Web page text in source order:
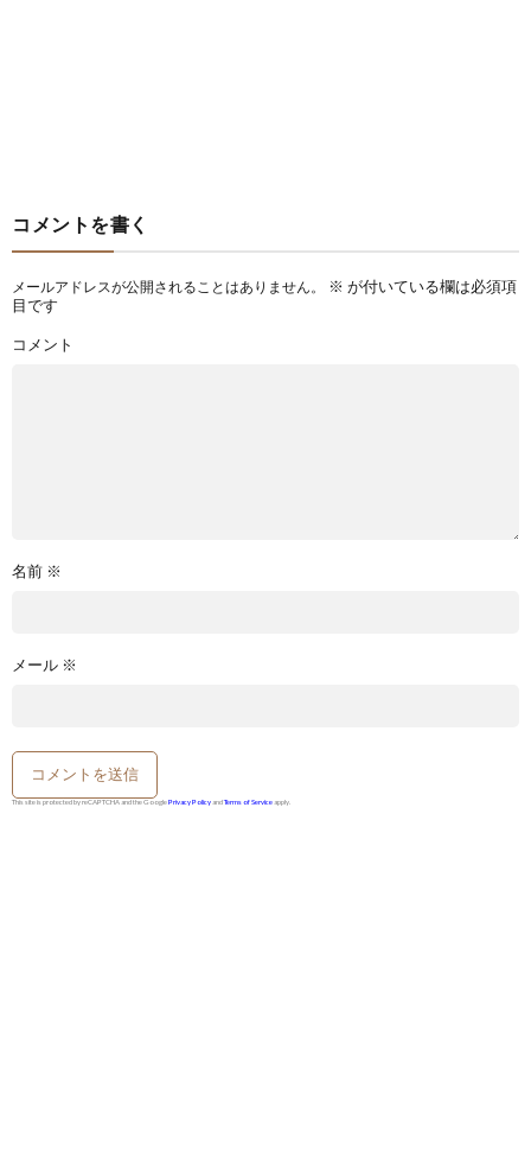
コメントを書く
メールアドレスが公開されることはありません。 ※ が付いている欄は必須項
目です
コメント
名前 ※
メール ※
This site is protected by reCAPTCHA and the GooglePrivacy Policy andTerms of Service apply.